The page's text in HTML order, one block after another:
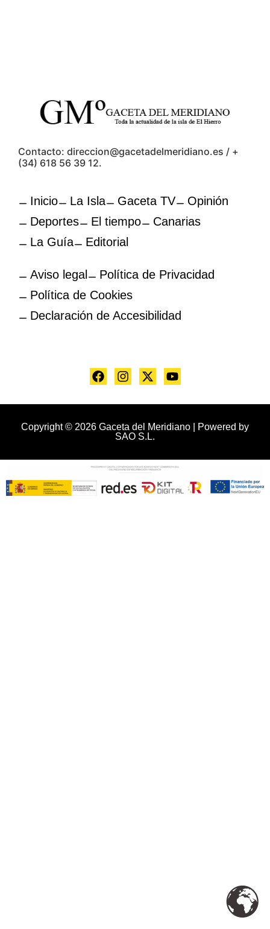
Contacto: direccion@gacetadelmeridiano.es / +
(34) 618 56 39 12.
Inicio La Isla Gaceta TV
Opinión
Deportes
El tiempo
Canarias
La Guía
Editorial
Aviso legal
Política de Privacidad
Política de Cookies
Declaración de Accesibilidad
Copyright © 2026 Gaceta del Meridiano | Powered by
SAO S.L.